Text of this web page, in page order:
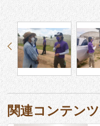
関連コンテンツ